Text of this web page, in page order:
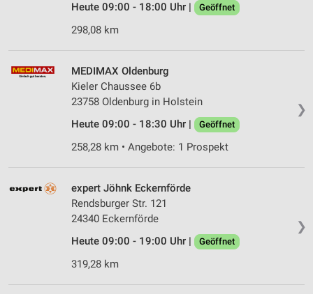
Heute 09:00 - 18:00 Uhr |
Geöffnet
298,08 km
❯
MEDIMAX Oldenburg
Kieler Chaussee 6b
23758 Oldenburg in Holstein
Heute 09:00 - 18:30 Uhr |
Geöffnet
258,28 km • Angebote: 1 Prospekt
❯
expert Jöhnk Eckernförde
Rendsburger Str. 121
24340 Eckernförde
Heute 09:00 - 19:00 Uhr |
Geöffnet
319,28 km